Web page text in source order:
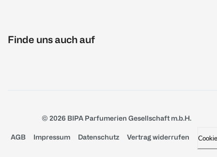
Finde uns auch auf
© 2026 BIPA Parfumerien Gesellschaft m.b.H.
AGB Impressum Datenschutz Vertrag widerrufen